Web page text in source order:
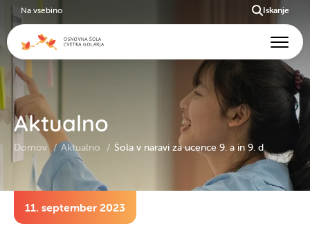
Aktualno
Domov Aktualno Šola v naravi za ucence 9. a in 9. d
11. september 2023
Na vsebino Iskanje